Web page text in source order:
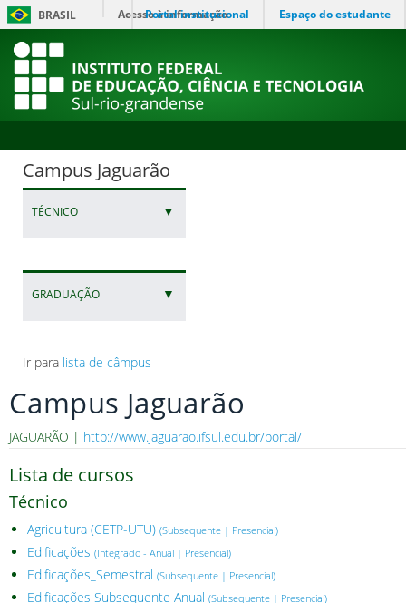
BRASIL Acesso à informação
Portal institucional Espaço do estudante
Campus Jaguarão
TÉCNICO ▼
GRADUAÇÃO ▼
Ir para lista de câmpus
Campus Jaguarão
JAGUARÃO | http://www.jaguarao.ifsul.edu.br/portal/
Lista de cursos
Técnico
Agricultura (CETP-UTU) (Subsequente | Presencial)
Edificações (Integrado - Anual | Presencial)
Edificações_Semestral (Subsequente | Presencial)
Edificações Subsequente Anual (Subsequente | Presencial)